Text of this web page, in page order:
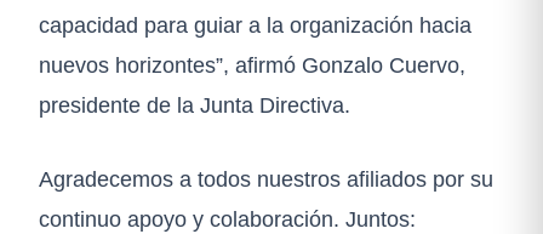
capacidad para guiar a la organización hacia
nuevos horizontes”, afirmó Gonzalo Cuervo,
presidente de la Junta Directiva.
Agradecemos a todos nuestros afiliados por su
continuo apoyo y colaboración. Juntos: